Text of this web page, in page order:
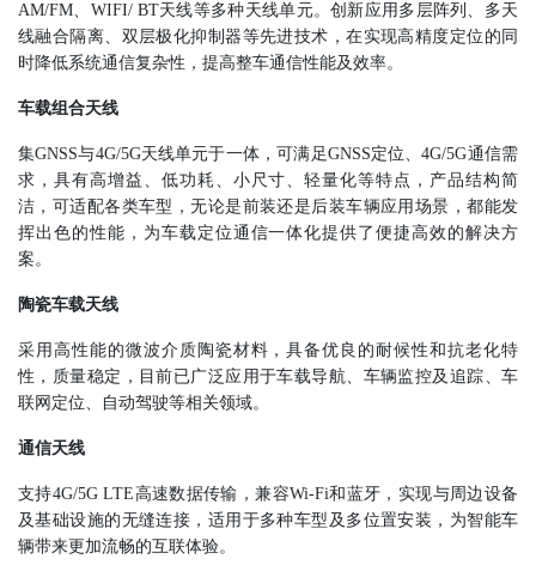
AM/FM、WIFI/ BT天线等多种天线单元。创新应用多层阵列、多天
线融合隔离、双层极化抑制器等先进技术，在实现高精度定位的同
时降低系统通信复杂性，提高整车通信性能及效率。
车载组合天线
集GNSS与4G/5G天线单元于一体，可满足GNSS定位、4G/5G通信需
求，具有高增益、低功耗、小尺寸、轻量化等特点，产品结构简
洁，可适配各类车型，无论是前装还是后装车辆应用场景，都能发
挥出色的性能，为车载定位通信一体化提供了便捷高效的解决方
案。
陶瓷车载天线
采用高性能的微波介质陶瓷材料，具备优良的耐候性和抗老化特
性，质量稳定，目前已广泛应用于车载导航、车辆监控及追踪、车
联网定位、自动驾驶等相关领域。
通信天线
支持4G/5G LTE高速数据传输，兼容Wi-Fi和蓝牙，实现与周边设备
及基础设施的无缝连接，适用于多种车型及多位置安装，为智能车
辆带来更加流畅的互联体验。